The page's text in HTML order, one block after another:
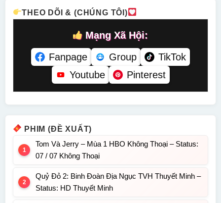
Tiếng
THEO DÕI & (CHÚNG TÔI)
Mạng Xã Hội:
Fanpage
Group
TikTok
Youtube
Pinterest
PHIM (ĐỀ XUẤT)
Tom Và Jerry – Mùa 1 HBO Không Thoại – Status:
07 / 07 Không Thoại
Quỷ Đỏ 2: Binh Đoàn Địa Ngục TVH Thuyết Minh –
Status: HD Thuyết Minh